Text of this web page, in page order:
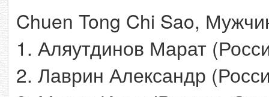
Chuen Tong Chi Sao,
1. Аляутдинов Марат
2. Лаврин Александр